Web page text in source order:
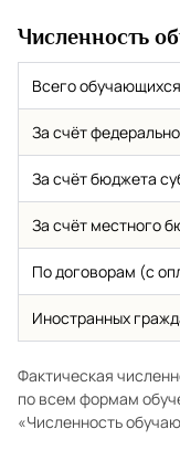
Численность
Всего обучающихся
За счёт
За счёт бюджета
За счёт местного
По договорам (с
Иностранных
Фактическая
по всем формам
«Численность